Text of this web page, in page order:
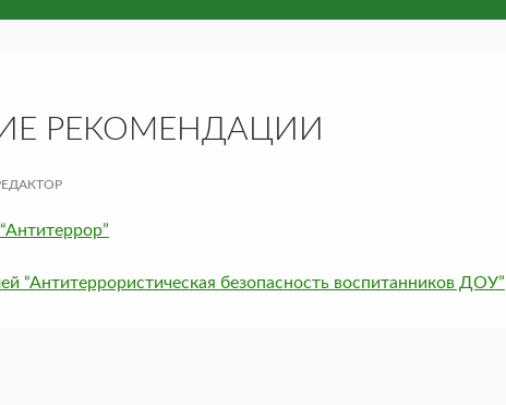
РЕКОМЕНДАЦИИ
“Антитеррористическая безопасность воспитанников ДОУ”